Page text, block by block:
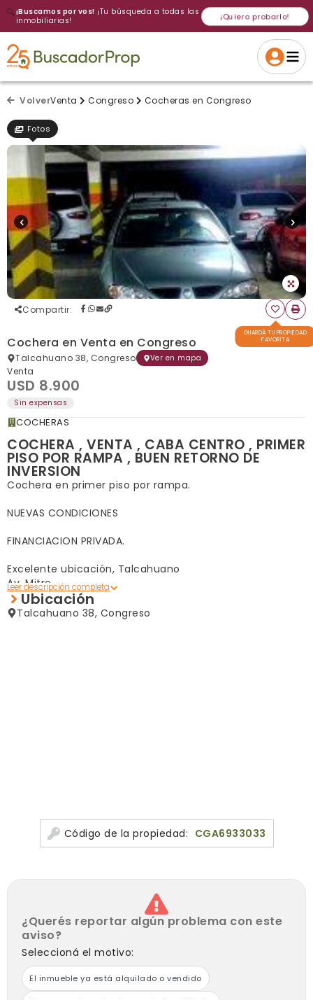
🔍¡Buscamos por vos! ¡Tu búsqueda a todas las
inmobiliarias!
¡Quiero probarlo!
Cancelar Si, eliminar
Gracias
Volver a intentar
VolverVenta Congreso Cocheras en Congreso
Fotos
Compartir:
GUARDÁ TU PROPIEDAD
FAVORITA
Cochera en Venta en Congreso
Talcahuano 38, Congreso Ver en mapa
Venta
USD 8.900
Sin expensas
COCHERAS
COCHERA , VENTA , CABA CENTRO , PRIMER
PISO POR RAMPA , BUEN RETORNO DE
INVERSION
Cochera en primer piso por rampa.
NUEVAS CONDICIONES
FINANCIACION PRIVADA.
Excelente ubicación, Talcahuano entre Av. Rivadavia y
Av. Mitre
Práctica y fácil maniobrabilidad para estacionamiento.
de Cristian E Higgins, CPMCLZ 4524- Azara 520.Lomas De
Zamora, Todos los derechos reservados y los logotipos
son marcas de servicio de propiedad de HC Real Estate.
Las medidas, superficies consignadas en la presente son
aproximadas; y al solo efecto orientativo. Los datos
definitivos son los que surgirán del título de la propiedad,
boleto de compraventa y/o de los comprobantes
operación inmobiliaria, el interesado deberá verificar la
veracidad de la información, requiriendo las copias
Ubicación
Talcahuano 38, Congreso
Código de la propiedad: CGA6933033
¿Querés reportar algún problema con este
aviso?
Seleccioná el motivo:
El inmueble ya está alquilado o vendido